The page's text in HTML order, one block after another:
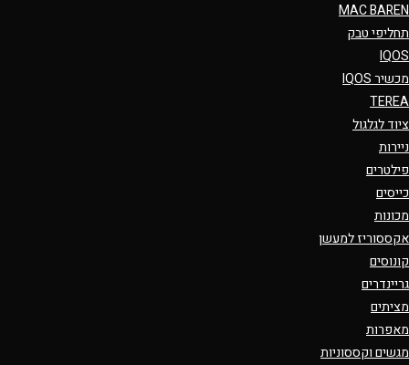
MAC BAREN
תחליפי טבק
IQOS
מכשיר IQOS
TEREA
ציוד לגלגול
ניירות
פילטרים
כייסים
מכונות
אקססוריז למעשן
קונוסים
גריינדרים
מציתים
מאפרות
מגשים וקססוניות